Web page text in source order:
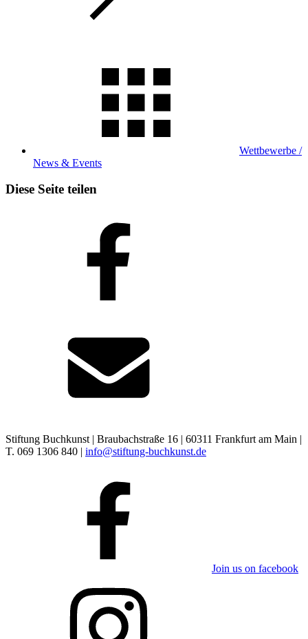
Wettbewerbe /
News & Events
Diese Seite teilen
Stiftung Buchkunst | Braubachstraße 16 | 60311 Frankfurt am Main |
T. 069 1306 840 | info@stiftung-buchkunst.de
Join us on facebook